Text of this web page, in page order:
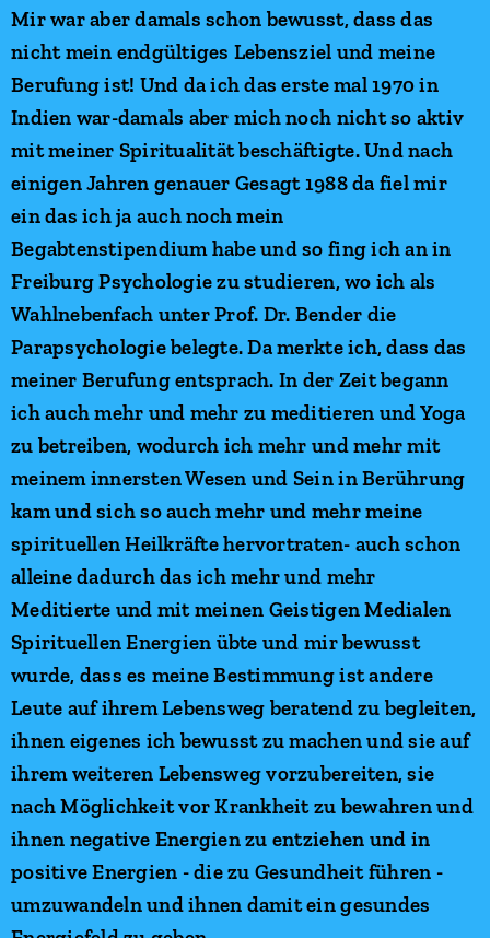
Mir war aber damals schon bewusst, dass das
nicht mein endgültiges Lebensziel und meine
Berufung ist! Und da ich das erste mal 1970 in
Indien war-damals aber mich noch nicht so aktiv
mit meiner Spiritualität beschäftigte.Und nach
einigen Jahren genauer Gesagt 1988 da fiel mir
ein das ich ja auch noch mein
Begabtenstipendium habe und so fing ich an in
Freiburg Psychologie zu studieren, wo ich als
Wahlnebenfach unter Prof. Dr. Bender die
Parapsychologie belegte. Da merkte ich, dass das
meiner Berufung entsprach. In der Zeit begann
ich auch mehr und mehr zu meditieren und Yoga
zu betreiben, wodurch ich mehr und mehr mit
meinem innersten Wesen und Sein in Berührung
kam und sich so auch mehr und mehr meine
spirituellen Heilkräfte hervortraten- auch schon
alleine dadurch das ich mehr und mehr
Meditierte und mit meinen Geistigen Medialen
Spirituellen Energien übte und mir bewusst
wurde, dass es meine Bestimmung ist andere
Leute auf ihrem Lebensweg beratend zu begleiten,
ihnen eigenes ich bewusst zu machen und sie auf
ihrem weiteren Lebensweg vorzubereiten, sie
nach Möglichkeit vor Krankheit zu bewahren und
ihnen negative Energien zu entziehen und in
positive Energien - die zu Gesundheit führen -
umzuwandeln und ihnen damit ein gesundes